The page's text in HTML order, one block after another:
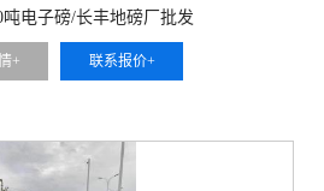
吨电子磅/长丰地磅厂批发
+ 联系报价+